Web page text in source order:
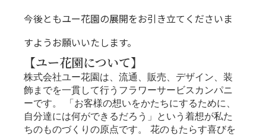
今後ともユー花園の展開をお引き立てくださいま
すようお願いいたします。
【ユー花園について】
株式会社ユー花園は、流通、販売、デザイン、装
飾までを一貫して行うフラワーサービスカンパニ
ーです。 「お客様の想いをかたちにするために、
自分達には何ができるだろう」という着想が私た
ちのものづくりの原点です。 花のもたらす喜びを